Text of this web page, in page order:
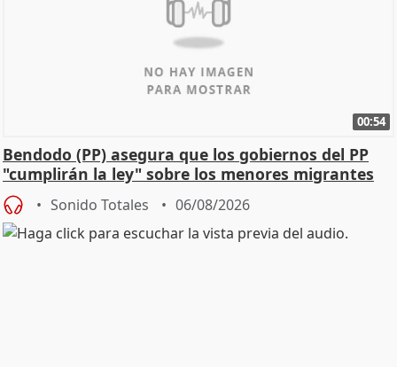
00:54
Bendodo (PP) asegura que los gobiernos del PP
"cumplirán la ley" sobre los menores migrantes
Sonido Totales 06/08/2026